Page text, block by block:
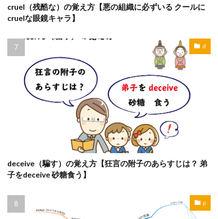
cruel（残酷な）の覚え方【悪の組織に必ずいる クールに
cruelな眼鏡キャラ】
d
deceive（騙す）の覚え方【狂言の附子のあらすじは？ 弟
子をdeceive 砂糖食う】
p